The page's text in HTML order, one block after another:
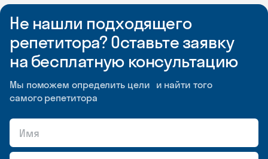
Не нашли подходящего
репетитора? Оставьте заявку
на бесплатную консультацию
Мы поможем определить цели и найти того
самого репетитора